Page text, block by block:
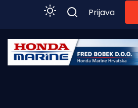
Početna
Prijava